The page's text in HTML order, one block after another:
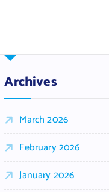
Archives
March 2026
February 2026
January 2026